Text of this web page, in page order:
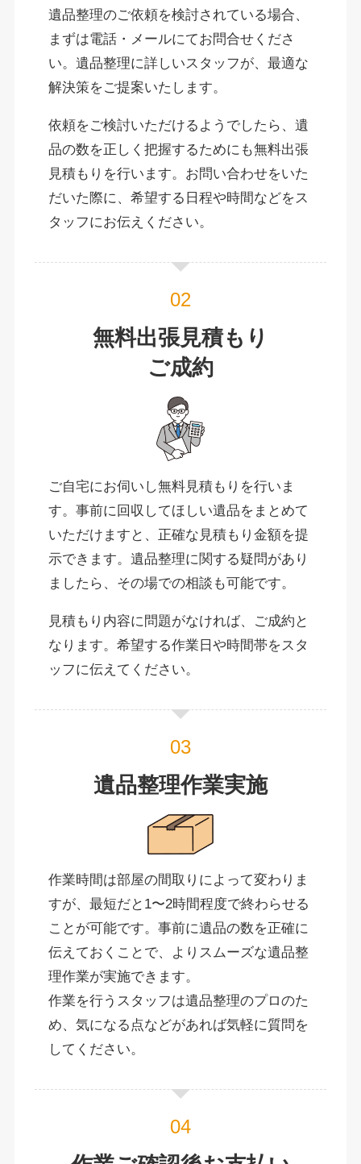
遺品整理のご依頼を検討されている場合、
まずは電話・メールにてお問合せくださ
い。遺品整理に詳しいスタッフが、最適な
解決策をご提案いたします。
依頼をご検討いただけるようでしたら、遺
品の数を正しく把握するためにも無料出張
見積もりを行います。お問い合わせをいた
だいた際に、希望する日程や時間などをス
タッフにお伝えください。
無料出張見積もり
ご成約
ご自宅にお伺いし無料見積もりを行いま
す。事前に回収してほしい遺品をまとめて
いただけますと、正確な見積もり金額を提
示できます。遺品整理に関する疑問があり
ましたら、その場での相談も可能です。
見積もり内容に問題がなければ、ご成約と
なります。希望する作業日や時間帯をスタ
ッフに伝えてください。
遺品整理作業実施
作業時間は部屋の間取りによって変わりま
すが、最短だと1〜2時間程度で終わらせる
ことが可能です。事前に遺品の数を正確に
伝えておくことで、よりスムーズな遺品整
理作業が実施できます。
作業を行うスタッフは遺品整理のプロのた
め、気になる点などがあれば気軽に質問を
してください。